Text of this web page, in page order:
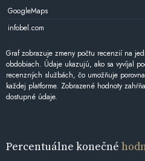
GoogleMaps
infobel.com
Graf zobrazuje zmeny počtu recenzií na
obdobiach. Údaje ukazujú, ako sa vyvíjal
recenzných službách, čo umožňuje
každej platforme. Zobrazené hodnoty
dostupné údaje.
Percentuálne konečné